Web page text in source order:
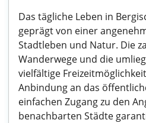
Das tägliche Leben in
geprägt von einer
Stadtleben und Natur. Die
Wanderwege und die
vielfältige
Anbindung an das
einfachen Zugang zu den
benachbarten Städte